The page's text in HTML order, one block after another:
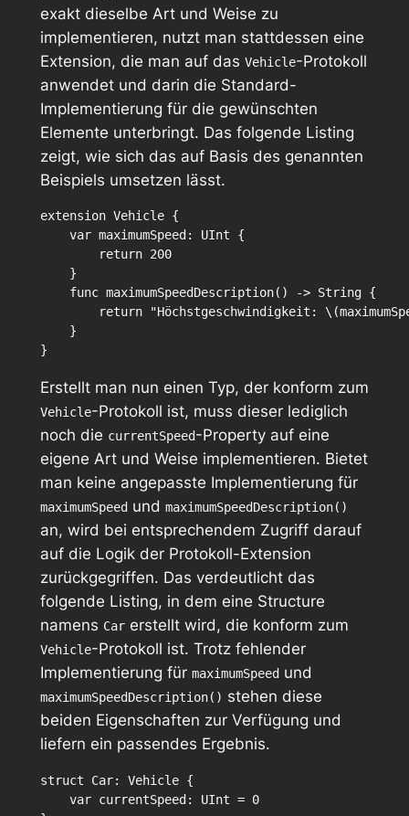
exakt dieselbe Art und Weise zu
implementieren, nutzt man stattdessen eine
Extension, die man auf das Vehicle-Protokoll
anwendet und darin die Standard-
Implementierung für die gewünschten
Elemente unterbringt. Das folgende Listing
zeigt, wie sich das auf Basis des genannten
Beispiels umsetzen lässt.
extension Vehicle {
    var maximumSpeed: UInt {
        return 200
    }
    func maximumSpeedDescription() -> String {
return "Höchstgeschwindigkeit:
    }
Erstellt man nun einen Typ, der konform zum
Vehicle-Protokoll ist, muss dieser lediglich
noch die currentSpeed-Property auf eine
eigene Art und Weise implementieren. Bietet
man keine angepasste Implementierung für
maximumSpeedund maximumSpeedDescription()
an, wird bei entsprechendem Zugriff darauf
auf die Logik der Protokoll-Extension
zurückgegriffen. Das verdeutlicht das
folgende Listing, in dem eine Structure
namens Carerstellt wird, die konform zum
Vehicle-Protokoll ist. Trotz fehlender
Implementierung für maximumSpeedund
maximumSpeedDescription() stehen diese
beiden Eigenschaften zur Verfügung und
liefern ein passendes Ergebnis.
struct Car: Vehicle {
    var currentSpeed: UInt = 0